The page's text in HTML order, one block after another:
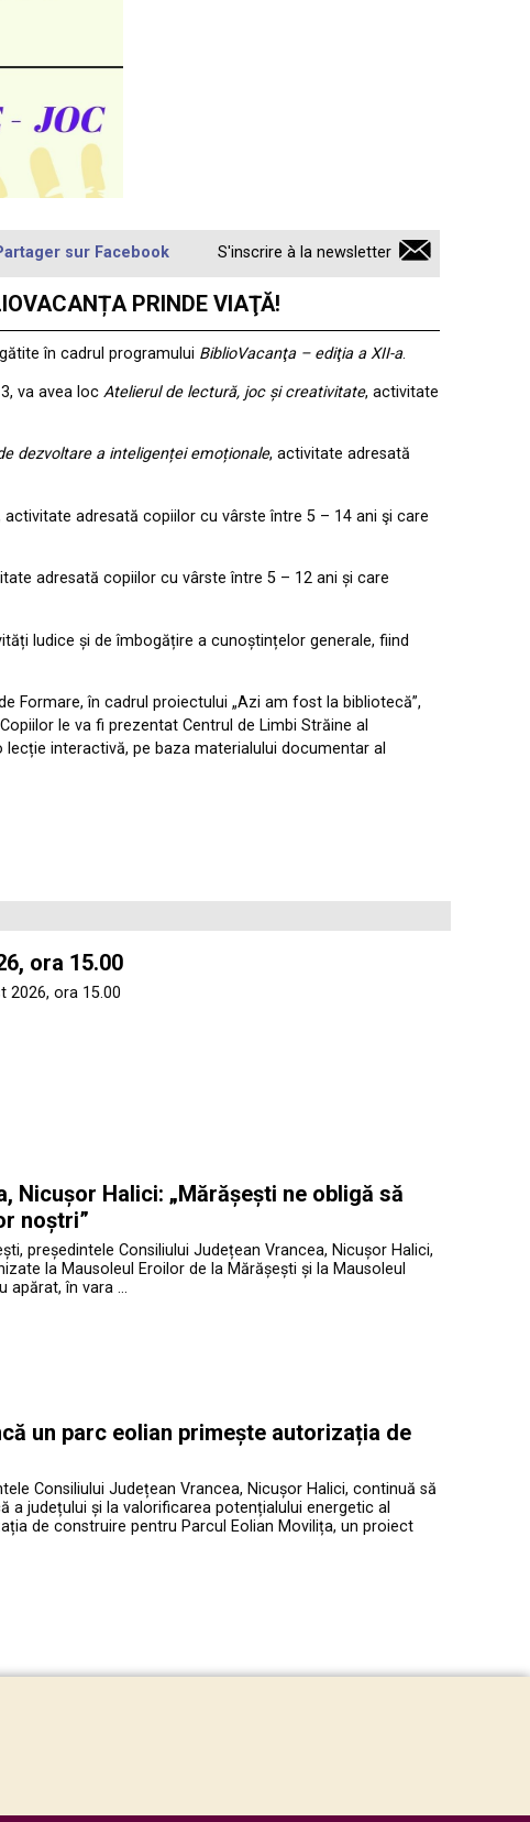
sur Facebook S'inscrire à la newsletter
PRINDE VIAŢĂ!
în cadrul programului BiblioVacanţa – ediţia a XII-a.
va avea loc Atelierul de lectură, joc și creativitate, activitate
dezvoltare a inteligenței emoționale, activitate adresată
activitate adresată copiilor cu vârste între 5 – 14 ani şi care
adresată copiilor cu vârste între 5 – 12 ani și care
ludice și de îmbogățire a cunoștințelor generale, fiind
Formare, în cadrul proiectului „Azi am fost la bibliotecă”,
le va fi prezentat Centrul de Limbi Străine al
interactivă, pe baza materialului documentar al
ora 15.00
2026, ora 15.00
Nicușor Halici: „Mărășești ne obligă să
noștri”
președintele Consiliului Județean Vrancea, Nicușor Halici,
la Mausoleul Eroilor de la Mărășești și la Mausoleul
apărat, în vara …
un parc eolian primește autorizația de
Consiliului Județean Vrancea, Nicușor Halici, continuă să
județului și la valorificarea potențialului energetic al
de construire pentru Parcul Eolian Movilița, un proiect